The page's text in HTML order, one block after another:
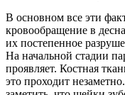
В основном все эти
кровообращение в
их постепенное
На начальной стадии
проявляет. Костная
это проходит